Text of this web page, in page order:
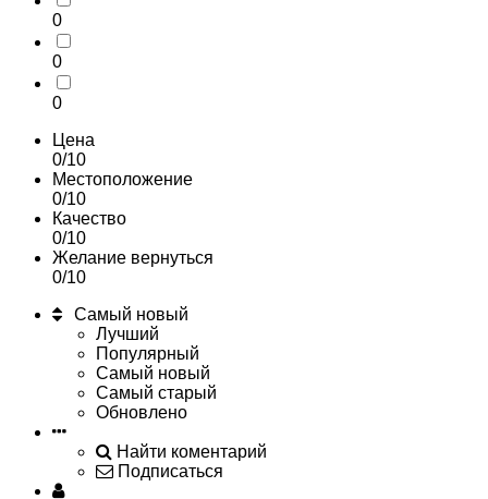
0
0
0
Цена
0/10
Местоположение
0/10
Качество
0/10
Желание вернуться
0/10
Самый новый
Лучший
Популярный
Самый новый
Самый старый
Обновлено
Найти коментарий
Подписаться